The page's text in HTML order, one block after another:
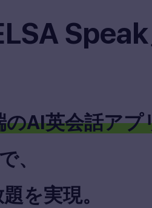
Speak
AI英会話アプ
、
を実現。